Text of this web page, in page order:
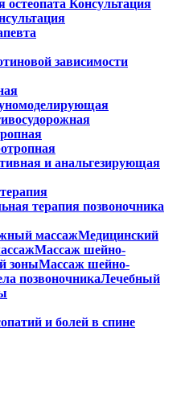
остеопата Консультация
зависимости
и анальгезирующая
терапия позвоночника
массажМедицинский
Массаж шейно-
зоныМассаж шейно-
позвоночникаЛечебный
и болей в спине